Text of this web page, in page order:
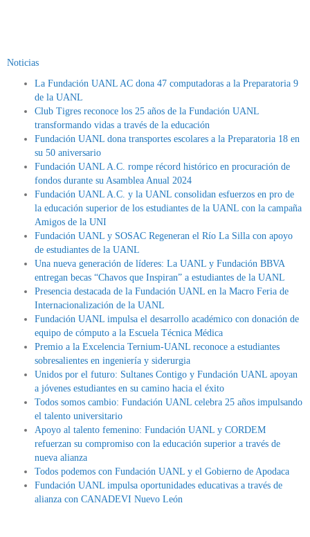
Noticias
La Fundación UANL AC dona 47 computadoras a la Preparatoria 9
de la UANL
Club Tigres reconoce los 25 años de la Fundación UANL
transformando vidas a través de la educación
Fundación UANL dona transportes escolares a la Preparatoria 18 en
su 50 aniversario
Fundación UANL A.C. rompe récord histórico en procuración de
fondos durante su Asamblea Anual 2024
Fundación UANL A.C. y la UANL consolidan esfuerzos en pro de
la educación superior de los estudiantes de la UANL con la campaña
Amigos de la UNI
Fundación UANL y SOSAC Regeneran el Río La Silla con apoyo
de estudiantes de la UANL
Una nueva generación de líderes: La UANL y Fundación BBVA
entregan becas “Chavos que Inspiran” a estudiantes de la UANL
Presencia destacada de la Fundación UANL en la Macro Feria de
Internacionalización de la UANL
Fundación UANL impulsa el desarrollo académico con donación de
equipo de cómputo a la Escuela Técnica Médica
Premio a la Excelencia Ternium-UANL reconoce a estudiantes
sobresalientes en ingeniería y siderurgia
Unidos por el futuro: Sultanes Contigo y Fundación UANL apoyan
a jóvenes estudiantes en su camino hacia el éxito
Todos somos cambio: Fundación UANL celebra 25 años impulsando
el talento universitario
Apoyo al talento femenino: Fundación UANL y CORDEM
refuerzan su compromiso con la educación superior a través de
nueva alianza
Todos podemos con Fundación UANL y el Gobierno de Apodaca
Fundación UANL impulsa oportunidades educativas a través de
alianza con CANADEVI Nuevo León